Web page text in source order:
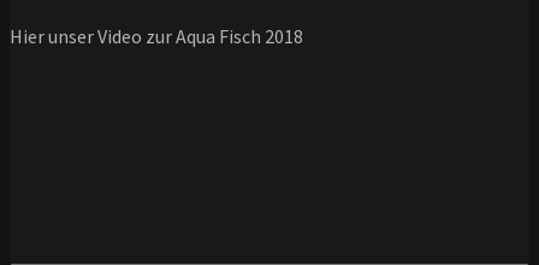
Hier unser Video zur Aqua Fisch 2018